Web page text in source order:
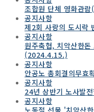
조합원 단체 영화관
공지사항
제2회 사랑의 도시락
공지사항
원주축협, 치악산한
(2024.4.15.)
공지사항
안공노 총회결의무
공지사항
24년 상반기 노사발
공지사항
노동절 선물 '치악산